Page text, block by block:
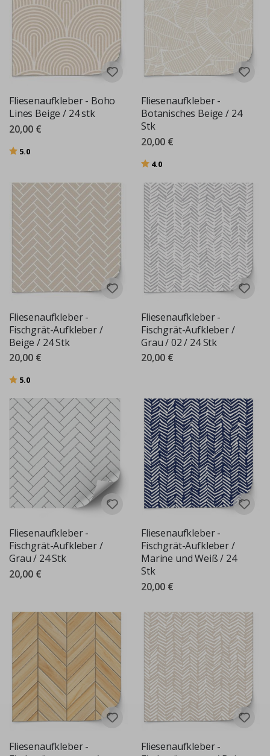
Fliesenaufkleber - Boho
Lines Beige / 24 stk
20,00 €
Bewertung:
5.0
Fliesenaufkleber -
Botanisches Beige / 24
Stk
20,00 €
Bewertung:
4.0
Fliesenaufkleber -
Fischgrät-Aufkleber /
Beige / 24 Stk
20,00 €
Bewertung:
5.0
Fliesenaufkleber -
Fischgrät-Aufkleber /
Grau / 02 / 24 Stk
20,00 €
Fliesenaufkleber -
Fischgrät-Aufkleber /
Grau / 24 Stk
20,00 €
Fliesenaufkleber -
Fischgrät-Aufkleber /
Marine und Weiß / 24
Stk
20,00 €
Fliesenaufkleber -
Fliesenaufkleber -